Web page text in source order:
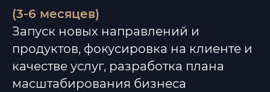
(3-6 месяцев)
Запуск новых направлений и
продуктов, фокусировка на клиенте и
качестве услуг, разработка плана
масштабирования бизнеса